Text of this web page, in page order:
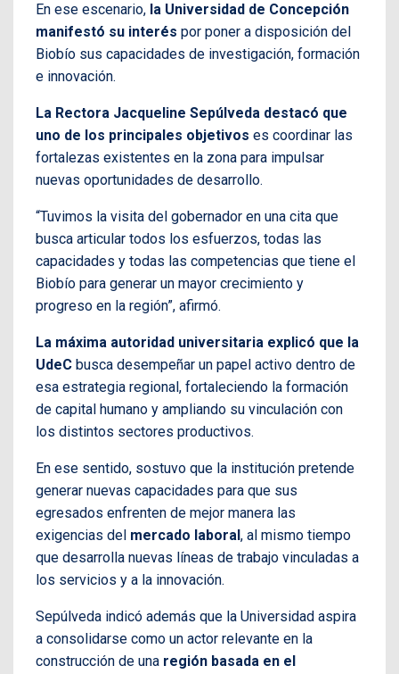
En ese escenario, la Universidad de Concepción
manifestó su interés por poner a disposición del
Biobío sus capacidades de investigación, formación
e innovación.
La Rectora Jacqueline Sepúlveda destacó que
uno de los principales objetivos es coordinar las
fortalezas existentes en la zona para impulsar
nuevas oportunidades de desarrollo.
“Tuvimos la visita del gobernador en una cita que
busca articular todos los esfuerzos, todas las
capacidades y todas las competencias que tiene el
Biobío para generar un mayor crecimiento y
progreso en la región”, afirmó.
La máxima autoridad universitaria explicó que la
UdeC busca desempeñar un papel activo dentro de
esa estrategia regional, fortaleciendo la formación
de capital humano y ampliando su vinculación con
los distintos sectores productivos.
En ese sentido, sostuvo que la institución pretende
generar nuevas capacidades para que sus
egresados enfrenten de mejor manera las
exigencias del mercado laboral , al mismo tiempo
que desarrolla nuevas líneas de trabajo vinculadas a
los servicios y a la innovación.
Sepúlveda indicó además que la Universidad aspira
a consolidarse como un actor relevante en la
construcción de una región basada en el